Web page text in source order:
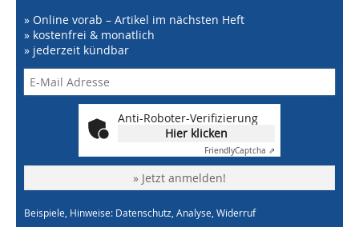
» Online vorab – Artikel im nächsten Heft
» kostenfrei & monatlich
» jederzeit kündbar
Anti-Roboter-Verifizierung
Hier klicken
FriendlyCaptcha ⇗
» Jetzt anmelden!
Beispiele, Hinweise: Datenschutz, Analyse, Widerruf